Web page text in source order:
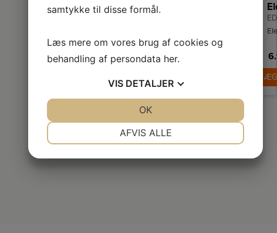
samtykke til disse formål.
Læs mere om vores brug af cookies og
behandling af persondata her.
VIS DETALJER
AFVIS ALLE
OK